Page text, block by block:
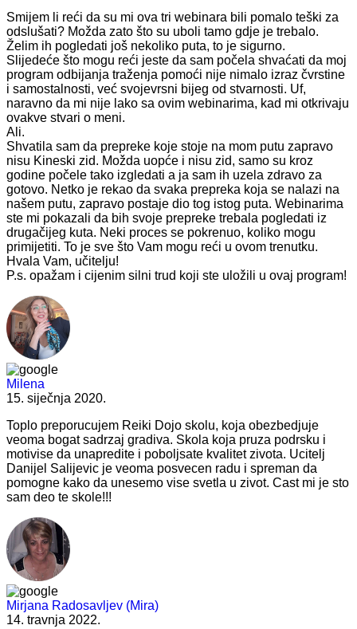
Smijem li reći da su mi ova tri webinara bili pomalo teški za
odslušati? Možda zato što su uboli tamo gdje je trebalo.
Želim ih pogledati još nekoliko puta, to je sigurno.
Slijedeće što mogu reći jeste da sam počela shvaćati da moj
program odbijanja traženja pomoći nije nimalo izraz čvrstine
i samostalnosti, već svojevrsni bijeg od stvarnosti. Uf,
naravno da mi nije lako sa ovim webinarima, kad mi otkrivaju
ovakve stvari o meni.
Ali.
Shvatila sam da prepreke koje stoje na mom putu zapravo
nisu Kineski zid. Možda uopće i nisu zid, samo su kroz
godine počele tako izgledati a ja sam ih uzela zdravo za
gotovo. Netko je rekao da svaka prepreka koja se nalazi na
našem putu, zapravo postaje dio tog istog puta. Webinarima
ste mi pokazali da bih svoje prepreke trebala pogledati iz
drugačijeg kuta. Neki proces se pokrenuo, koliko mogu
primijetiti. To je sve što Vam mogu reći u ovom trenutku.
Hvala Vam, učitelju!
P.s. opažam i cijenim silni trud koji ste uložili u ovaj program!
Milena
15. siječnja 2020.
Toplo preporucujem Reiki Dojo skolu, koja obezbedjuje
veoma bogat sadrzaj gradiva. Skola koja pruza podrsku i
motivise da unapredite i poboljsate kvalitet zivota. Ucitelj
Danijel Salijevic je veoma posvecen radu i spreman da
pomogne kako da unesemo vise svetla u zivot. Cast mi je sto
sam deo te skole!!!
Mirjana Radosavljev (Mira)
14. travnja 2022.